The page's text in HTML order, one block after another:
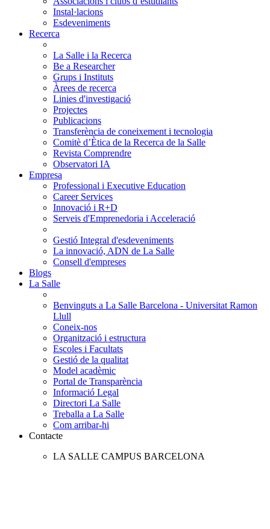
Instal·lacions
Esdeveniments
Recerca
La Salle i la Recerca
Be a Researcher
Grups i Instituts
Àrees de recerca
Linies d'investigació
Projectes
Publicacions
Transferència de coneixement i tecnologia
Comitè d’Ètica de la Recerca de la Salle
Revista Comprendre
Observatori IA
Empresa
Professional i Executive Education
Career Services
Innovació i R+D
Serveis d'Emprenedoria i Acceleració
Gestió Integral d'esdeveniments
La innovació, ADN de La Salle
Consell d'empreses
Blogs
La Salle
Benvinguts a La Salle Barcelona - Universitat Ramon
Llull
Coneix-nos
Organització i estructura
Escoles i Facultats
Gestió de la qualitat
Model acadèmic
Portal de Transparència
Informació Legal
Directori La Salle
Treballa a La Salle
Com arribar-hi
Contacte
LA SALLE CAMPUS BARCELONA